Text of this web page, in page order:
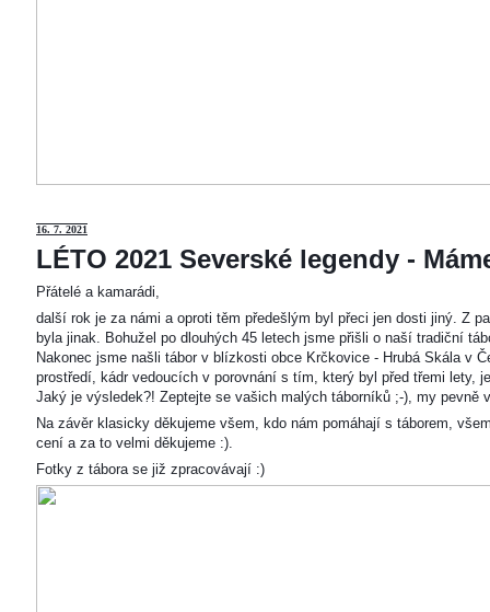
16. 7. 2021
LÉTO 2021 Severské legendy -
Přátelé a kamarádi,
další rok je za námi a oproti těm předešlým byl přeci jen dosti jiný. Z
byla jinak. Bohužel po dlouhých 45 letech jsme přišli o naší tradiční
Nakonec jsme našli tábor v blízkosti obce Krčkovice - Hrubá Skála v
prostředí, kádr vedoucích v porovnání s tím, který byl před třemi lety,
Jaký je výsledek?! Zeptejte se vašich malých táborníků ;-), my pevně
Na závěr klasicky děkujeme všem, kdo nám pomáhají s táborem,
cení a za to velmi děkujeme :).
Fotky z tábora se již zpracovávají :)